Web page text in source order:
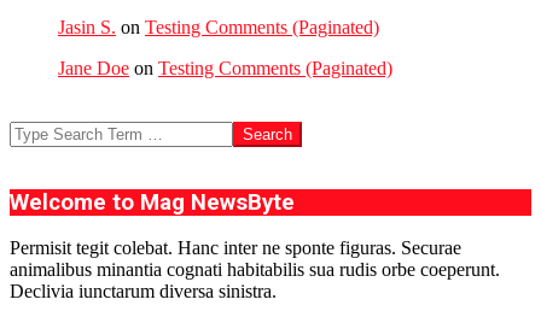
Jasin S. on Testing Comments (Paginated)
Jane Doe on Testing Comments (Paginated)
Search
Welcome to Mag NewsByte
Permisit tegit colebat. Hanc inter ne sponte figuras. Securae
animalibus minantia cognati habitabilis sua rudis orbe coeperunt.
Declivia iunctarum diversa sinistra.